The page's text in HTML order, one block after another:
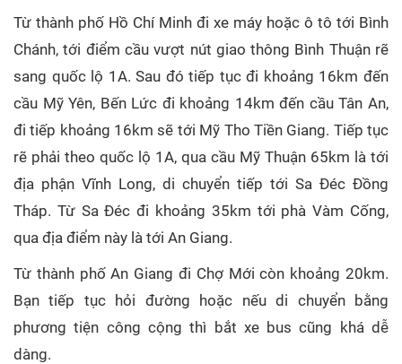
Từ thành phố Hồ Chí Minh đi xe máy hoặc ô tô tới Bình
Chánh, tới điểm cầu vượt nút giao thông Bình Thuận rẽ
sang quốc lộ 1A. Sau đó tiếp tục đi khoảng 16km đến
cầu Mỹ Yên, Bến Lức đi khoảng 14km đến cầu Tân An,
đi tiếp khoảng 16km sẽ tới Mỹ Tho Tiền Giang. Tiếp tục
rẽ phải theo quốc lộ 1A, qua cầu Mỹ Thuận 65km là tới
địa phận Vĩnh Long, di chuyển tiếp tới Sa Đéc Đồng
Tháp. Từ Sa Đéc đi khoảng 35km tới phà Vàm Cống,
qua địa điểm này là tới An Giang.
Từ thành phố An Giang đi Chợ Mới còn khoảng 20km.
Bạn tiếp tục hỏi đường hoặc nếu di chuyển bằng
phương tiện công cộng thì bắt xe bus cũng khá dễ
dàng.